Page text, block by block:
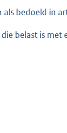
als bedoeld in
belast is met